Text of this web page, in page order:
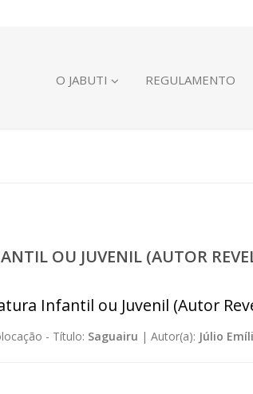
O JABUTI REGULAMENTO
OU JUVENIL (AUTOR
Infantil ou Juvenil (Autor
- Título: Saguairu | Autor(a): Júlio